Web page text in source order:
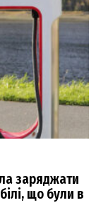
заряджати
що були в